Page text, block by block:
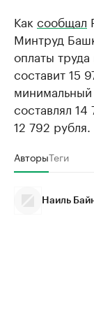
Как сообщал
Минтруд
оплаты
составит 15
составлял
12 792 рубля.
АвторыТеги
Наиль